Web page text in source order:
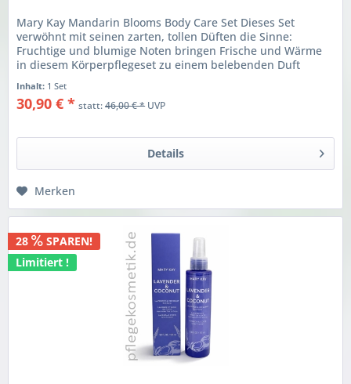
Mary Kay Mandarin Blooms Body Care Set Dieses Set
verwöhnt mit seinen zarten, tollen Düften die Sinne:
Fruchtige und blumige Noten bringen Frische und Wärme
in diesem Körperpflegeset zu einem belebenden Duft
Inhalt: 1 Set
30,90 € * statt:46,00 € *UVP
Details
Merken
28
SPAREN!
Limitiert !